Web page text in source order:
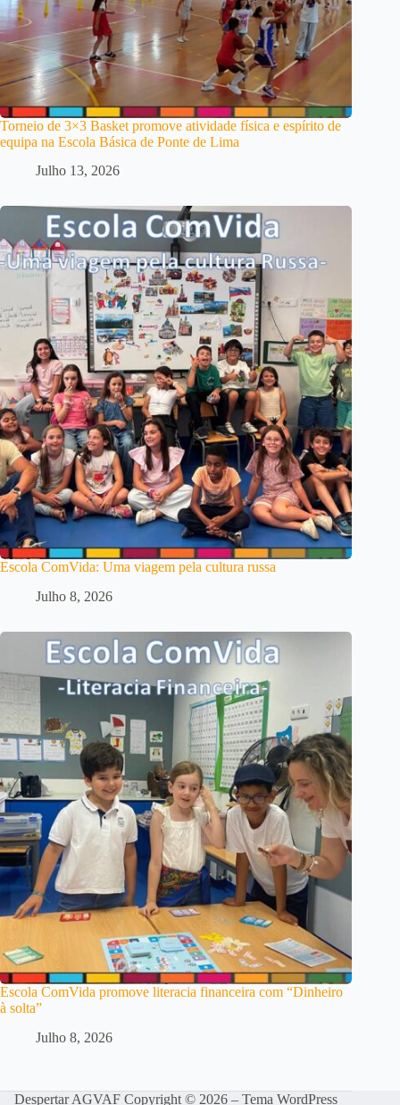
Torneio de 3×3 Basket promove atividade física e espírito de
equipa na Escola Básica de Ponte de Lima
Julho 13, 2026
Escola ComVida: Uma viagem pela cultura russa
Julho 8, 2026
Escola ComVida promove literacia financeira com “Dinheiro
à solta”
Julho 8, 2026
Despertar AGVAF Copyright © 2026 – Tema WordPress